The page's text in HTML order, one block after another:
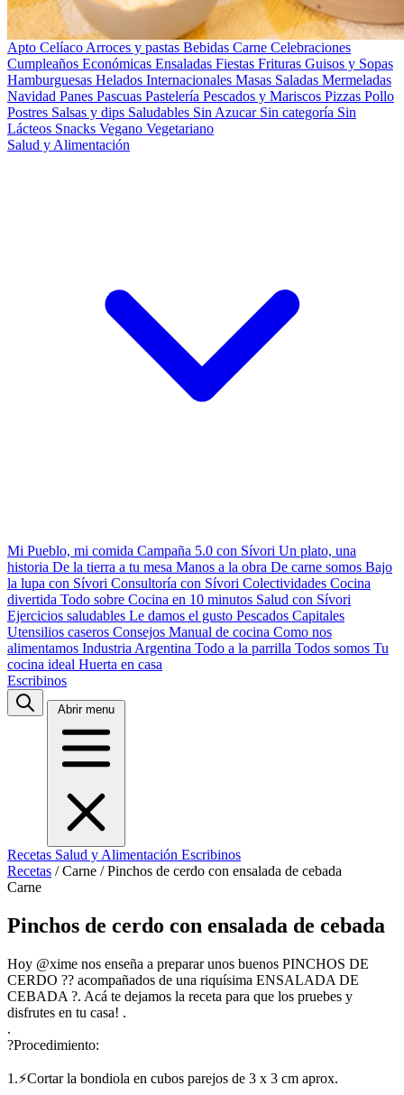
Apto Celíaco Arroces y pastas Bebidas Carne Celebraciones
Cumpleaños Económicas Ensaladas Fiestas Frituras Guisos y Sopas
Hamburguesas Helados Internacionales Masas Saladas Mermeladas
Navidad Panes Pascuas Pastelería Pescados y Mariscos Pizzas Pollo
Postres Salsas y dips Saludables Sin Azucar Sin categoría Sin
Lácteos Snacks Vegano Vegetariano
Salud y Alimentación
Mi Pueblo, mi comida Campaña 5.0 con Sívori Un plato, una
historia De la tierra a tu mesa Manos a la obra De carne somos Bajo
la lupa con Sívori Consultoría con Sívori Colectividades Cocina
divertida Todo sobre Cocina en 10 minutos Salud con Sívori
Ejercicios saludables Le damos el gusto Pescados Capitales
Utensilios caseros Consejos Manual de cocina Como nos
alimentamos Industria Argentina Todo a la parrilla Todos somos Tu
cocina ideal Huerta en casa
Escribinos
Abrir menu
Recetas Salud y Alimentación Escribinos
Recetas / Carne / Pinchos de cerdo con ensalada de cebada
Carne
Pinchos de cerdo con ensalada de cebada
Hoy @xime nos enseña a preparar unos buenos PINCHOS DE
CERDO ?? acompañados de una riquísima ENSALADA DE
CEBADA ?. Acá te dejamos la receta para que los pruebes y
disfrutes en tu casa! .
.
?Procedimiento:
1.⚡Cortar la bondiola en cubos parejos de 3 x 3 cm aprox.